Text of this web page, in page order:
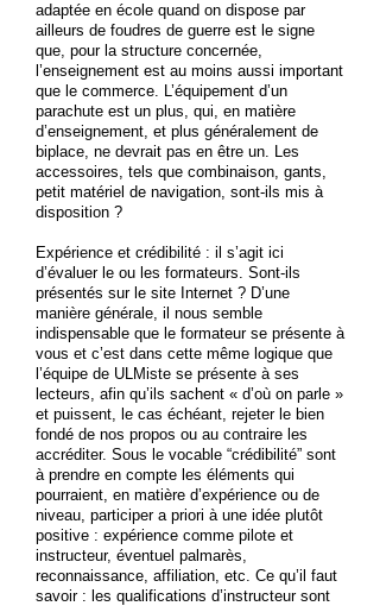
adaptée en école quand on dispose par
ailleurs de foudres de guerre est le signe
que, pour la structure concernée,
l’enseignement est au moins aussi important
que le commerce. L’équipement d’un
parachute est un plus, qui, en matière
d’enseignement, et plus généralement de
biplace, ne devrait pas en être un. Les
accessoires, tels que combinaison, gants,
petit matériel de navigation, sont-ils mis à
disposition ?
Expérience et crédibilité : il s’agit ici
d’évaluer le ou les formateurs. Sont-ils
présentés sur le site Internet ? D’une
manière générale, il nous semble
indispensable que le formateur se présente à
vous et c’est dans cette même logique que
l’équipe de ULMiste se présente à ses
lecteurs, afin qu’ils sachent « d’où on parle »
et puissent, le cas échéant, rejeter le bien
fondé de nos propos ou au contraire les
accréditer. Sous le vocable “crédibilité” sont
à prendre en compte les éléments qui
pourraient, en matière d’expérience ou de
niveau, participer a priori à une idée plutôt
positive : expérience comme pilote et
instructeur, éventuel palmarès,
reconnaissance, affiliation, etc. Ce qu’il faut
savoir : les qualifications d’instructeur sont